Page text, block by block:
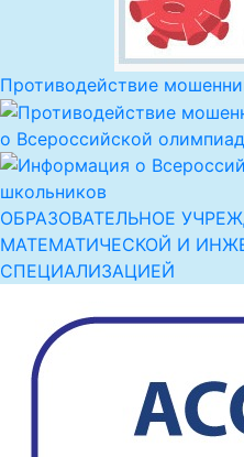
Противодействие
о Всероссийской
ОБРАЗОВАТЕЛЬНОЕ
МАТЕМАТИЧЕСКОЙ И
СПЕЦИАЛИЗАЦИЕЙ